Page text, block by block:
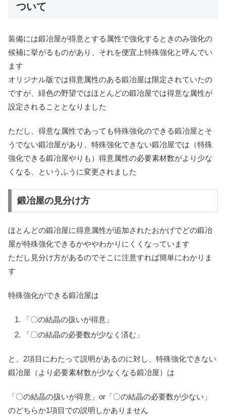
ついて
装備には鍛冶屋が得意とする属性で強化するときのみ強化の
候補に挙がるものがあり、それを便宜上特殊強化と呼んでい
ます
オリジナル版では得意属性のある鍛冶屋は限定されていたの
ですが、緋色の野望ではほとんどの鍛冶屋では得意な属性が
設定されることとなりました
ただし、得意な属性であっても特殊強化のできる鍛冶屋とそ
うでない鍛冶屋があり、特殊強化できない鍛冶屋では（特殊
強化できる鍛冶屋やりも）得意属性の必要素材数がより少な
くなる
、というふうに変更されました
鍛冶屋の見分け方
ほとんどの鍛冶屋に得意属性が追加されたおかげでどの鍛冶
屋が特殊強化できるかややわかりにくくなっています
ただし見分け方があるのでそこに注意すれば簡単にわかりま
す
特殊強化ができる鍛冶屋は
「〇の結晶の扱いが得意」
「〇の結晶の必要数が少なく済む」
と、 2項目にわたって説明があるのに対し、特殊強化できない
鍛冶屋（より必要素材数が少なくなる鍛冶屋）は
「〇の結晶の扱いが得意」or「〇の結晶の必要数が少ない」
のどちらか1項目での説明しかありません